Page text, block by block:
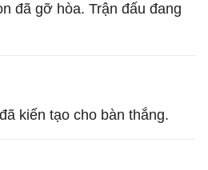
đã gỡ hòa. Trận đấu đang
kiến tạo cho bàn thắng.